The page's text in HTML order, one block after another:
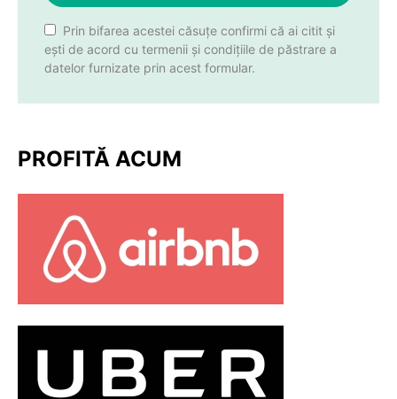
Prin bifarea acestei căsuțe confirmi că ai citit și
ești de acord cu termenii și condițiile de păstrare a
datelor furnizate prin acest formular.
PROFITĂ ACUM